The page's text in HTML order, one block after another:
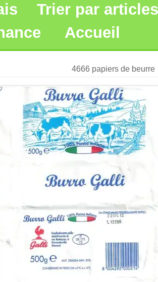
Trier par
Accueil
4666 papiers de beurre